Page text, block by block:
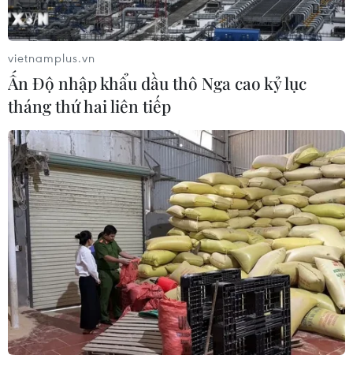
TIN CÙNG CHUYÊN MỤC
Bổ nhiệm tân Giám đốc Cơ quan Báo
và Phát thanh, Truyền hình Hà Nội
10/08/2026 06:18
Bản Lồng - nơi văn hóa Mông hòa
nhịp cùng du lịch cộng đồng giữa
vietnamplus.vn
Ấn Độ nhập khẩu dầu thô Nga cao kỷ lục
tháng thứ hai liên tiếp